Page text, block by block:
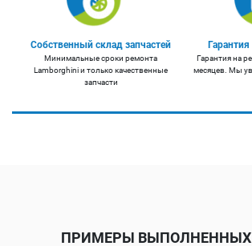
Собственный склад запчастей
Минимальные сроки ремонта
Lamborghini и только качественные
запчасти
Гарантия на
месяцев. Мы
ПРИМЕРЫ ВЫПОЛНЕННЫХ